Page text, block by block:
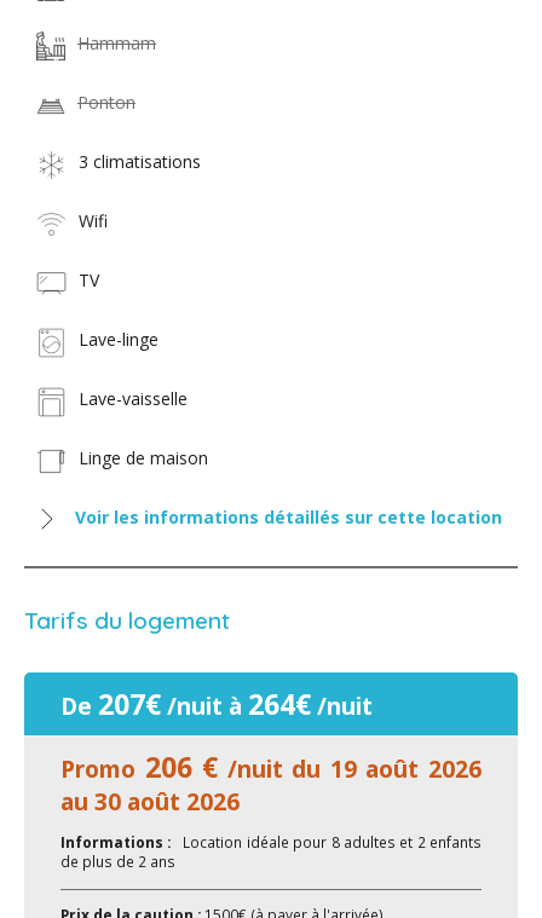
Hammam
Ponton
3 climatisations
Wifi
TV
Lave-linge
Lave-vaisselle
Linge de maison
Voir les informations détaillés sur cette location
Tarifs du logement
De 207€/nuit à 264€/nuit
Promo 206 € /nuit du 19 août 2026
au 30 août 2026
Informations :
Location idéale pour 8 adultes et 2 enfants
de plus de 2 ans
Prix de la caution : 1500€ (à payer à l'arrivée)